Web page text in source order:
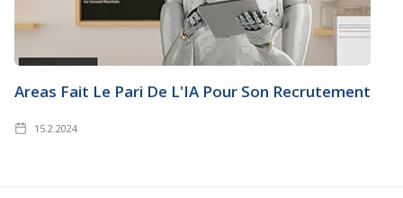
Areas Fait Le Pari De L'IA Pour Son Recrutement
15.2.2024